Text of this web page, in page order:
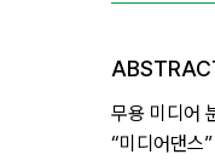
무용 미디어
“미디어댄스